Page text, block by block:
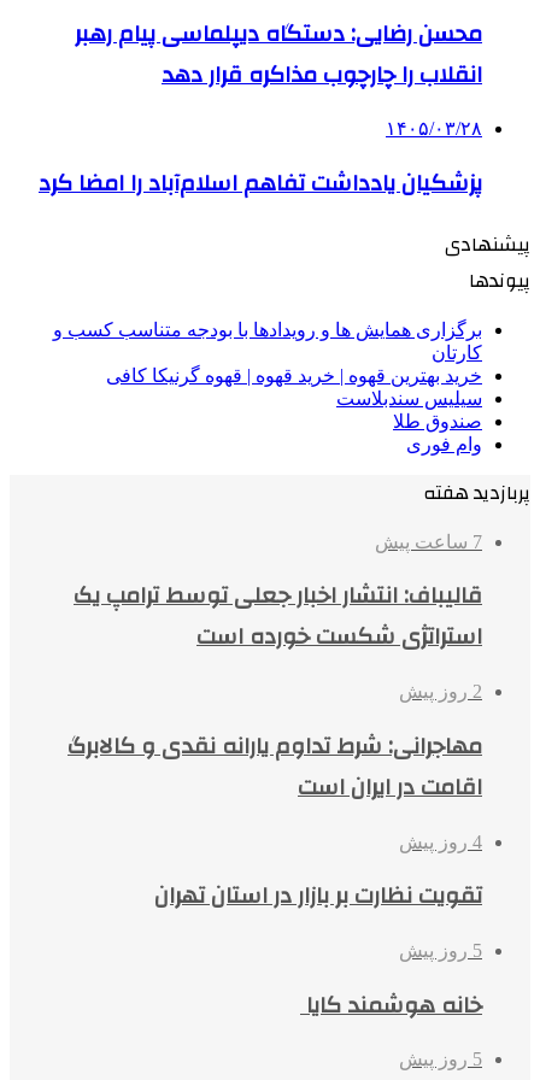
محسن رضایی: دستگاه دیپلماسی پیام رهبر
انقلاب را چارچوب مذاکره قرار دهد
۱۴۰۵/۰۳/۲۸
پزشکیان یادداشت تفاهم اسلام‌آباد را امضا کرد
پیشنهادی
پیوندها
برگزاری همایش ها و رویدادها با بودجه متناسب کسب و
کارتان
خرید بهترین قهوه | خرید قهوه | قهوه گرنیکا کافی
سیلیس سندبلاست
صندوق طلا
وام فوری
پربازدید هفته
7 ساعت پیش
قالیباف: انتشار اخبار جعلی توسط ترامپ یک
استراتژی شکست خورده است
2 روز پیش
مهاجرانی: شرط تداوم یارانه نقدی و کالابرگ
اقامت در ایران است
4 روز پیش
تقویت نظارت بر بازار در استان تهران
5 روز پیش
خانه هوشمند کایا
5 روز پیش